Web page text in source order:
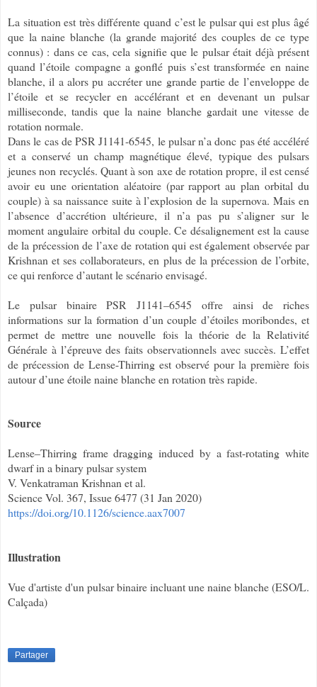
La situation est très différente quand c’est le pulsar qui est plus âgé
que la naine blanche (la grande majorité des couples de ce type
connus) : dans ce cas, cela signifie que le pulsar était déjà présent
quand l’étoile compagne a gonflé puis s’est transformée en naine
blanche, il a alors pu accréter une grande partie de l’enveloppe de
l’étoile et se recycler en accélérant et en devenant un pulsar
milliseconde, tandis que la naine blanche gardait une vitesse de
rotation normale.
Dans le cas de PSR J1141-6545, le pulsar n’a donc pas été accéléré
et a conservé un champ magnétique élevé, typique des pulsars
jeunes non recyclés. Quant à son axe de rotation propre, il est censé
avoir eu une orientation aléatoire (par rapport au plan orbital du
couple) à sa naissance suite à l’explosion de la supernova. Mais en
l’absence d’accrétion ultérieure, il n’a pas pu s’aligner sur le
moment angulaire orbital du couple. Ce désalignement est la cause
de la précession de l’axe de rotation qui est également observée par
Krishnan et ses collaborateurs, en plus de la précession de l’orbite,
ce qui renforce d’autant le scénario envisagé.
Le pulsar binaire PSR J1141–6545 offre ainsi de riches
informations sur la formation d’un couple d’étoiles moribondes, et
permet de mettre une nouvelle fois la théorie de la Relativité
Générale à l’épreuve des faits observationnels avec succès. L’effet
de précession de Lense-Thirring est observé pour la première fois
autour d’une étoile naine blanche en rotation très rapide.
Source
Lense–Thirring frame dragging induced by a fast-rotating white
dwarf in a binary pulsar system
V. Venkatraman Krishnan et al.
Science Vol. 367, Issue 6477 (31 Jan 2020)
https://doi.org/10.1126/science.aax7007
Illustration
Vue d'artiste d'un pulsar binaire incluant une naine blanche (ESO/L.
Calçada)
Partager